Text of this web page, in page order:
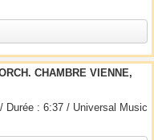
CHAMBRE VIENNE,
Durée : 6:37 / Universal Music